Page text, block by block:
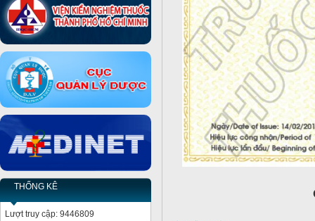
THỐNG KÊ
Lượt truy cập: 9446809